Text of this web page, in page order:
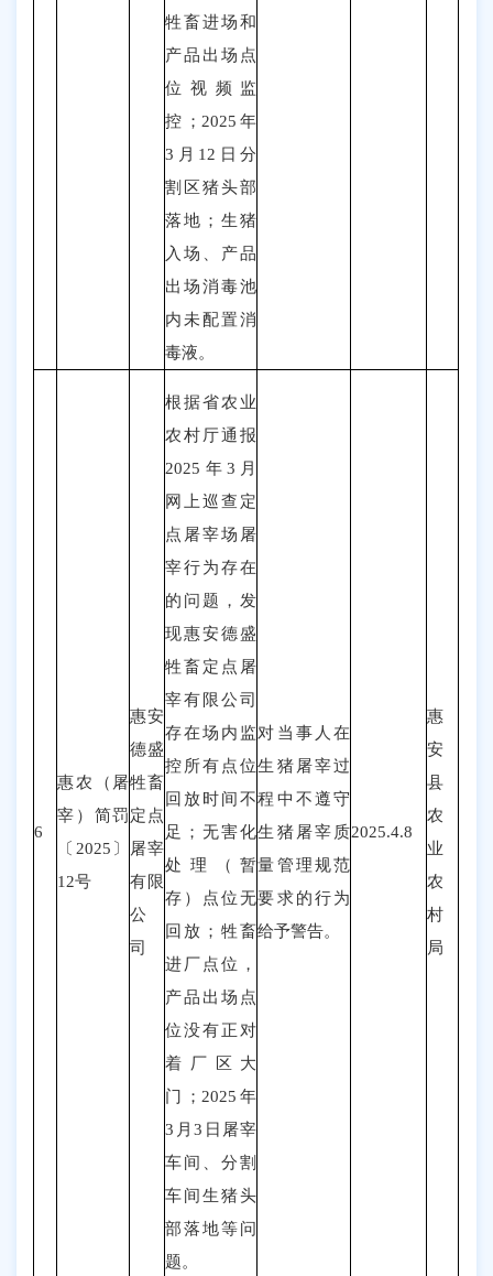
牲畜进场和
产品出场点
位视频监
控；2025年
3月 12 日分
割区猪头部
落地；生猪
入场、产品
出场消毒池
内未配置消
毒液。
6
惠农（ 屠
宰 ） 简罚
〔2025 〕
12号
惠安
德盛
牲畜
定点
屠宰
有限
公
司
根据省农业
农村厅通报
2025年3月
网上巡查定
点屠宰场屠
宰行为存在
的问题，发
现惠安德盛
牲畜定点屠
宰有限公司
存在场内监
控所有点位
回放时间不
足；无害化
处理（暂
存）点位无
回放；牲畜
进厂点位，
产品出场点
位没有正对
着厂区大
门；2025年
3月3 日屠宰
车间、分割
车间生猪头
部落地等问
题。
对 当事人在
生猪屠宰过
程中不遵守
生猪屠宰质
量管理规范
要求的行为
给予警告。
2025.4.8
惠
安
县
农
业
农
村
局